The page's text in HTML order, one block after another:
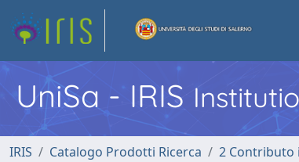
UniSa - IRIS
IRIS Catalogo Prodotti Ricerca 2 Contributo